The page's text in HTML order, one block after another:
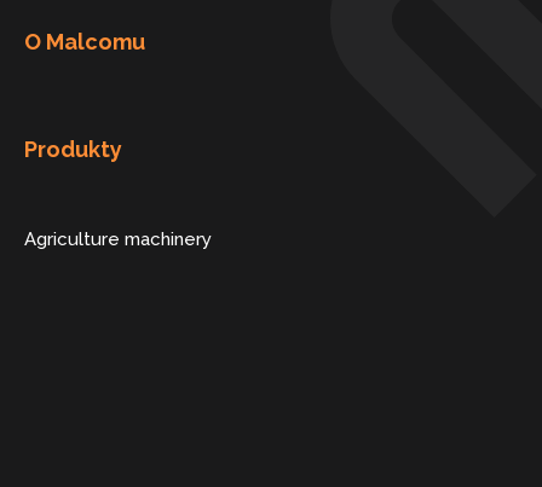
O Malcomu
Produkty
Agriculture machinery